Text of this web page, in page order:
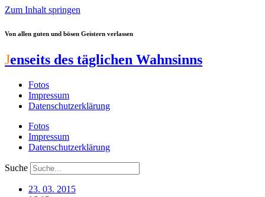
Zum Inhalt springen
Von allen guten und bösen Geistern verlassen
Jenseits des täglichen Wahnsinns
Fotos
Impressum
Datenschutzerklärung
Fotos
Impressum
Datenschutzerklärung
Suche
23. 03. 2015